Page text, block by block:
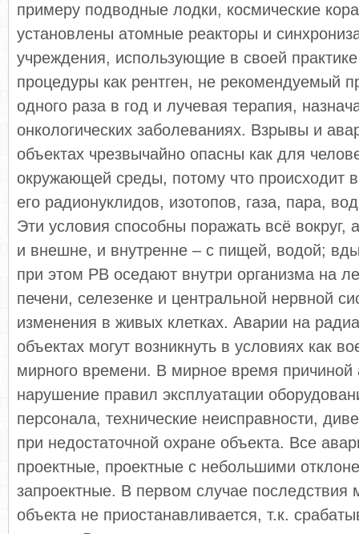
примеру подводные лодки, космические
установлены атомные реакторы и
учреждения, использующие в своей
процедуры как рентген, не рекомендуемый
одного раза в год и лучевая терапия,
онкологических заболеваниях. Взрывы и
объектах чрезвычайно опасны как для
окружающей среды, потому что происходит
его радионуклидов, изотопов, газа, пара,
Эти условия способны поражать всё вокруг,
и внешне, и внутренне – с пищей, водой;
при этом РВ оседают внутри организма на
печени, селезенке и центральной нервной
изменения в живых клетках. Аварии на
объектах могут возникнуть в условиях как
мирного времени. В мирное время причиной
нарушение правил эксплуатации
персонала, технические неисправности,
при недостаточной охране объекта. Все
проектные, проектные с небольшими
запроектные. В первом случае последствия
объекта не приостанавливается, т.к.